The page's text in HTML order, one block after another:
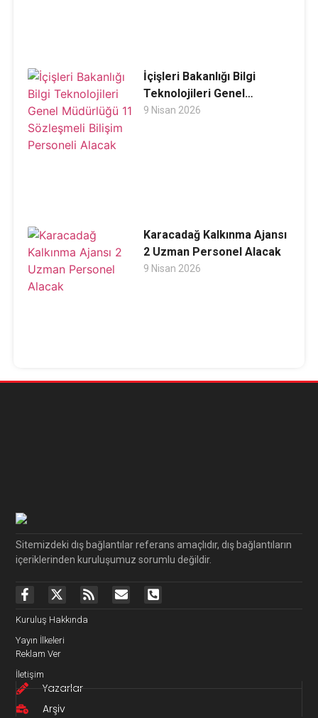
İçişleri Bakanlığı Bilgi
Teknolojileri Genel
Müdürlüğü 11 Sözleşmeli
9 Nisan 2026
Karacadağ Kalkınma Ajansı
2 Uzman Personel Alacak
9 Nisan 2026
Sitemizdeki dış bağlantılar referans amaçlıdır, dış bağlantıların
içeriklerinden kuruluşumuz sorumlu değildir.
Kuruluş Hakkında
Yayın İlkeleri
Reklam Ver
İletişim
Yazarlar
Arşiv